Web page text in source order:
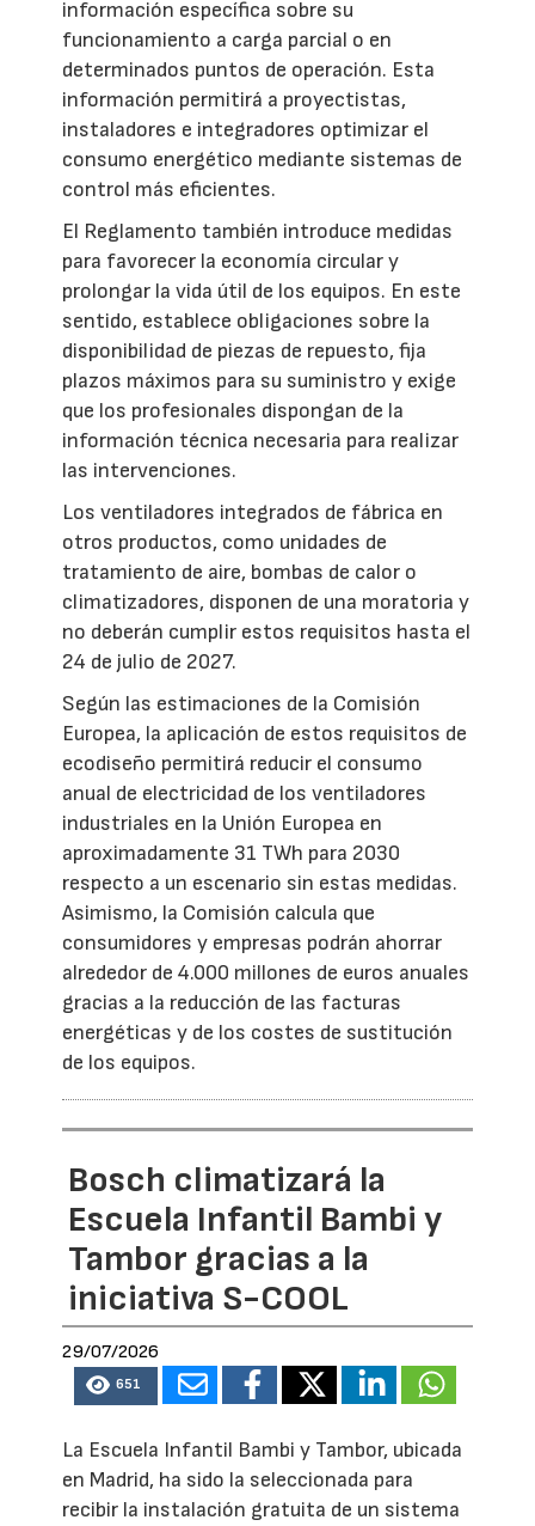
información específica sobre su
funcionamiento a carga parcial o en
determinados puntos de operación. Esta
información permitirá a proyectistas,
instaladores e integradores optimizar el
consumo energético mediante sistemas de
control más eficientes.
El Reglamento también introduce medidas
para favorecer la economía circular y
prolongar la vida útil de los equipos. En este
sentido, establece obligaciones sobre la
disponibilidad de piezas de repuesto, fija
plazos máximos para su suministro y exige
que los profesionales dispongan de la
información técnica necesaria para realizar
las intervenciones.
Los ventiladores integrados de fábrica en
otros productos, como unidades de
tratamiento de aire, bombas de calor o
climatizadores, disponen de una moratoria y
no deberán cumplir estos requisitos hasta el
24 de julio de 2027.
Según las estimaciones de la Comisión
Europea, la aplicación de estos requisitos de
ecodiseño permitirá reducir el consumo
anual de electricidad de los ventiladores
industriales en la Unión Europea en
aproximadamente 31 TWh para 2030
respecto a un escenario sin estas medidas.
Asimismo, la Comisión calcula que
consumidores y empresas podrán ahorrar
alrededor de 4.000 millones de euros anuales
gracias a la reducción de las facturas
energéticas y de los costes de sustitución
de los equipos.
Bosch climatizará la
Escuela Infantil Bambi y
Tambor gracias a la
iniciativa S-COOL
29/07/2026
651
La Escuela Infantil Bambi y Tambor, ubicada
en Madrid, ha sido la seleccionada para
recibir la instalación gratuita de un sistema